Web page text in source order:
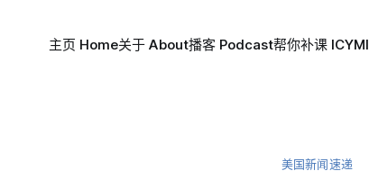
主页 Home关于 About播客 Podcast帮你补课 ICYMI
美国新闻速递